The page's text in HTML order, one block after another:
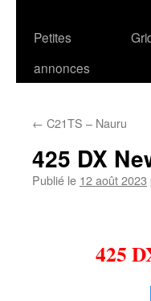
Petites
annonces
← C21TS – Nauru
425 DX
Publié le 12 août 2023
425